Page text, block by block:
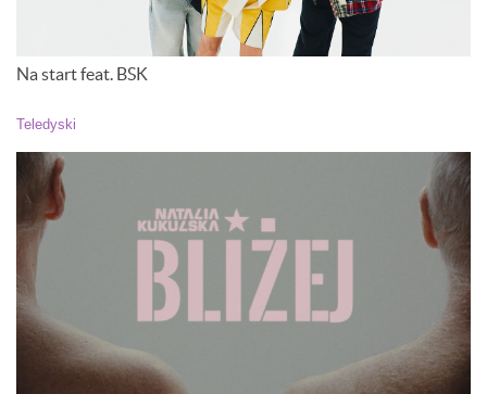
Na start feat. BSK
Teledyski